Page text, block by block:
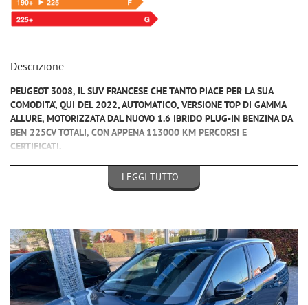
Descrizione
PEUGEOT 3008, IL SUV FRANCESE CHE TANTO PIACE PER LA SUA
COMODITA', QUI DEL 2022, AUTOMATICO, VERSIONE TOP DI GAMMA
ALLURE, MOTORIZZATA DAL NUOVO 1.6 IBRIDO PLUG-IN BENZINA DA
BEN 225CV TOTALI, CON APPENA 113000 KM PERCORSI E
CERTIFICATI.
QUOTIDIANI, COSI' RIESCE A SFRUTTARE I 50 KM DI ELETTRICO,
MAGARI CARICATI A CASA COL FOTOVOLTAICO, EQUIPAGGIATA CON:
- CLIMA AUTOMATICO BI-ZONA,
- SENSORI PARCHEGGIO,
- CERCHI IN LEGA,
- NAVIGATORE SATELLITARE CARTOGRAFICO,
- VOLANTE MULTIFUNZIONE SPORTIVO CON PADDLE,
- CRUISE CONTROL,
LEGGI TUTTO...